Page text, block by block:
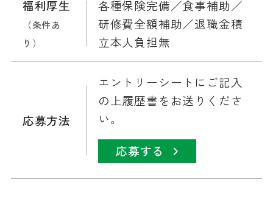
福利厚生
（条件あ
り）
各種保険完備／食事補助／
研修費全額補助／退職金積
立本人負担無
応募方法
エントリーシートにご記入
の上履歴書をお送りくださ
い。
応募する